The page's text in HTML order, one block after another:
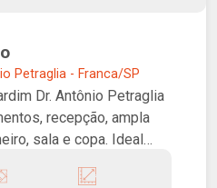
Petraglia - Franca/SP
Dr. Antônio Petraglia
recepção, ampla
sala e copa. Ideal
e Dom Pedro I.